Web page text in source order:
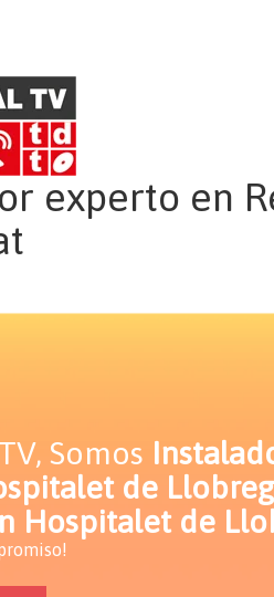
experto en
Somos
de
Hospitalet de